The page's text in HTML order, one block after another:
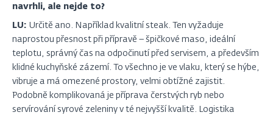
navrhli, ale nejde to?
LU: Určitě ano. Například kvalitní steak. Ten vyžaduje
naprostou přesnost při přípravě – špičkové maso, ideální
teplotu, správný čas na odpočinutí před servisem, a především
klidné kuchyňské zázemí. To všechno je ve vlaku, který se hýbe,
vibruje a má omezené prostory, velmi obtížné zajistit.
Podobně komplikovaná je příprava čerstvých ryb nebo
servírování syrové zeleniny v té nejvyšší kvalitě. Logistika